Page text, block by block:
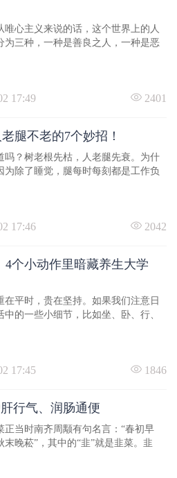
唯心主义来说的话，这个世界上的人
为三种，一种是善良之人，一种是恶
17:49 2401
腿不老的7个妙招！
吗？树老根先枯，人老腿先衰。为什
为除了睡觉，腿每时每刻都是工作负
17:46 2042
个小动作里暗藏养生大学
在平时，贵在坚持。如果我们注意日
中的一些小细节，比如坐、卧、行、
17:45 1846
行气、润肠通便
正当时南齐周颙有句名言：“春初早
末晚菘”，其中的“韭”就是韭菜。韭